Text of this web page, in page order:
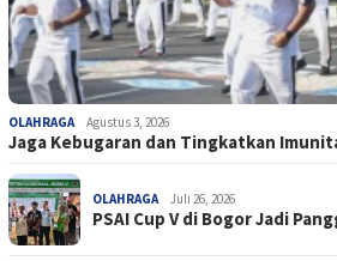
OLAHRAGA Agustus 3, 2026
Jaga Kebugaran dan Tingkatkan
OLAHRAGA Juli 26, 2026
PSAI Cup V di Bogor Jadi